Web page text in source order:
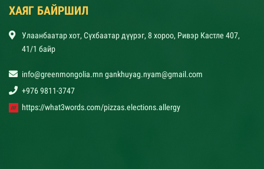
ХАЯГ БАЙРШИЛ
Улаанбаатар хот, Сүхбаатар дүүрэг, 8 хороо, Ривэр Кастле 407,
41/1 байр
info@greenmongolia.mn gankhuyag.nyam@gmail.com
+976 9811-3747
https://what3words.com/pizzas.elections.allergy